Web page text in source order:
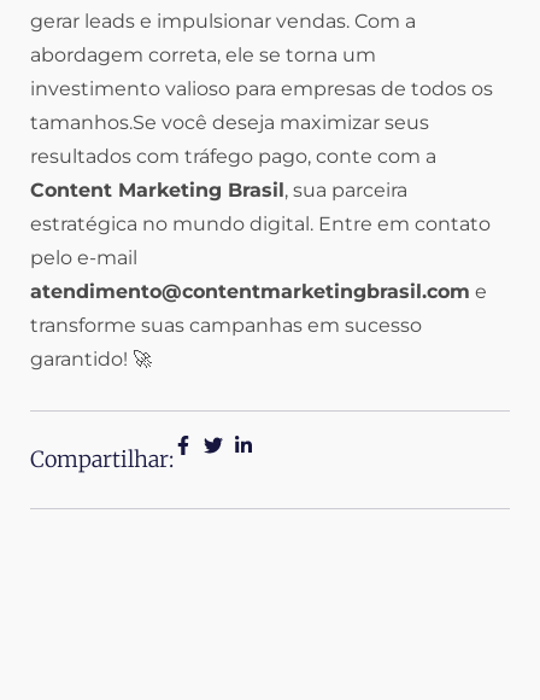
gerar leads e impulsionar vendas. Com a
abordagem correta, ele se torna um
investimento valioso para empresas de todos os
tamanhos.Se você deseja maximizar seus
resultados com tráfego pago, conte com a
Content Marketing Brasil, sua parceira
estratégica no mundo digital. Entre em contato
pelo e-mail
atendimento@contentmarketingbrasil.com e
transforme suas campanhas em sucesso
garantido! 🚀
Compartilhar: